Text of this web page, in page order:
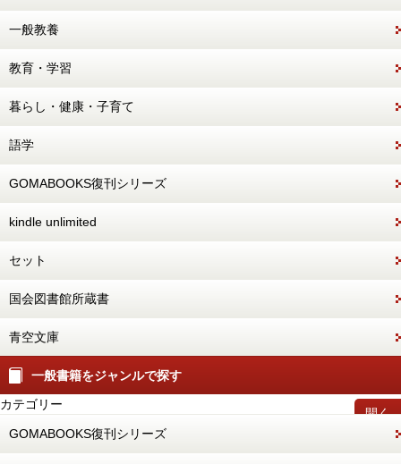
一般教養
教育・学習
暮らし・健康・子育て
語学
GOMABOOKS復刊シリーズ
kindle unlimited
セット
国会図書館所蔵書
青空文庫
一般書籍をジャンルで探す
開く
カテゴリー
GOMABOOKS復刊シリーズ